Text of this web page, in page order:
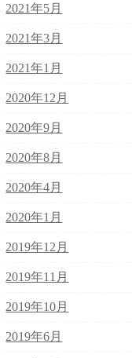
2021年5月
2021年3月
2021年1月
2020年12月
2020年9月
2020年8月
2020年4月
2020年1月
2019年12月
2019年11月
2019年10月
2019年6月